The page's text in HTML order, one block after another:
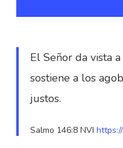
El Señor da vista
sostiene a los
justos.
Salmo 146:8 NVI